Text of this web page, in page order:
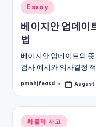
Posted
in
Essay
베이지안 업데이
법
베이지안 업데이트의
검사 예시와 의사결정
Posted
pmnhjfeasd August
Posted
확률적 사고